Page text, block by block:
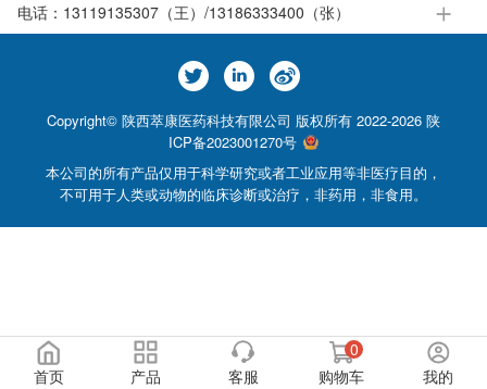
电话： 13119135307（王）/13186333400（张）
Copyright© 陕西萃康医药科技有限公司 版权所有 2022-2026 陕
ICP备2023001270号
本公司的所有产品仅用于科学研究或者工业应用等非医疗目的，
不可用于人类或动物的临床诊断或治疗，非药用，非食用。
首页 产品 客服
0
购物车
我的